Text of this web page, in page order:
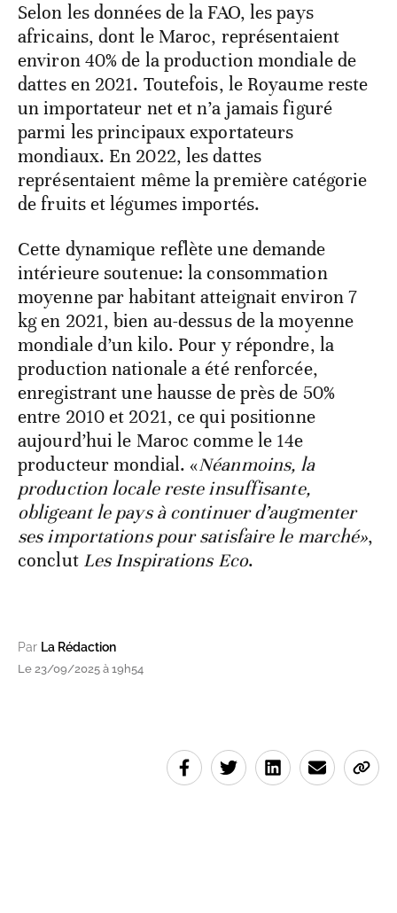
Selon les données de la FAO, les pays
africains, dont le Maroc, représentaient
environ 40% de la production mondiale de
dattes en 2021. Toutefois, le Royaume reste
un importateur net et n’a jamais figuré
parmi les principaux exportateurs
mondiaux. En 2022, les dattes
représentaient même la première catégorie
de fruits et légumes importés.
Cette dynamique reflète une demande
intérieure soutenue: la consommation
moyenne par habitant atteignait environ 7
kg en 2021, bien au-dessus de la moyenne
mondiale d’un kilo. Pour y répondre, la
production nationale a été renforcée,
enregistrant une hausse de près de 50%
entre 2010 et 2021, ce qui positionne
aujourd’hui le Maroc comme le 14e
producteur mondial. «Néanmoins, la
production locale reste insuffisante,
obligeant le pays à continuer d’augmenter
ses importations pour satisfaire le marché»,
conclut Les Inspirations Eco.
Par La Rédaction
Le 23/09/2025 à 19h54